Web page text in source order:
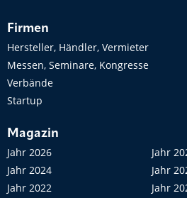
Firmen
Hersteller, Händler, Vermieter
Messen, Seminare, Kongresse
Verbände
Startup
Magazin
Jahr 2026
Jahr
Jahr 2024
Jahr
Jahr 2022
Jahr